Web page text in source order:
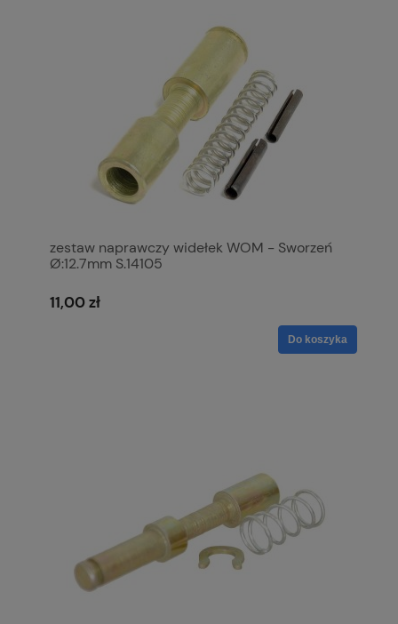
zestaw naprawczy widełek WOM - Sworzeń
Ø:12.7mm S.14105
11,00 zł
Do koszyka